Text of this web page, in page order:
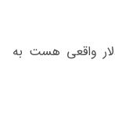
واقعی هست به